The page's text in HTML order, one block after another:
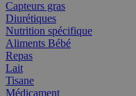
Capteurs gras
Diurétiques
Nutrition spécifique
Aliments Bébé
Repas
Lait
Tisane
Médicament